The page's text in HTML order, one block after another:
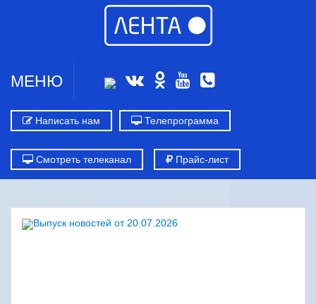
МЕНЮ
Написать нам Телепрограмма
Смотреть телеканал Прайс-лист